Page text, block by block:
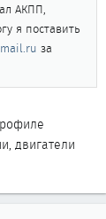
АКПП,
я поставить
за
двигатели